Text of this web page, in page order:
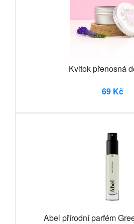
Kvitok přenosná
69 Kč
Abel přírodní parfém